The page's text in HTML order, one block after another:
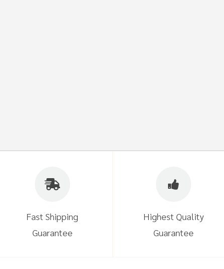
Fast Shipping
Guarantee
Highest Quality
Guarantee